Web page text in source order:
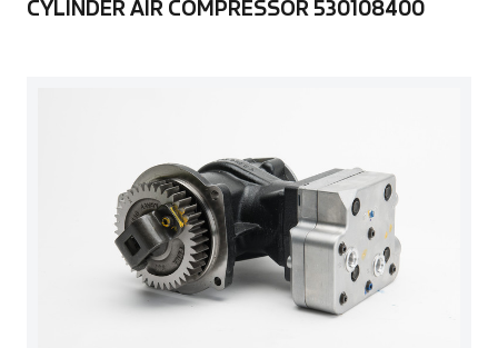
CYLINDER AIR COMPRESSOR 530108400